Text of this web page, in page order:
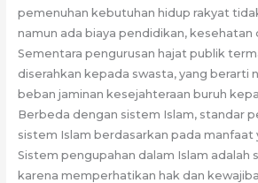
pemenuhan kebutuhan hidup rakyat
namun ada biaya pendidikan, kesehatan
Sementara pengurusan hajat publik
diserahkan kepada swasta, yang berarti
beban jaminan kesejahteraan buruh
Berbeda dengan sistem Islam, standar
sistem Islam berdasarkan pada manfaat
Sistem pengupahan dalam Islam adalah
karena memperhatikan hak dan